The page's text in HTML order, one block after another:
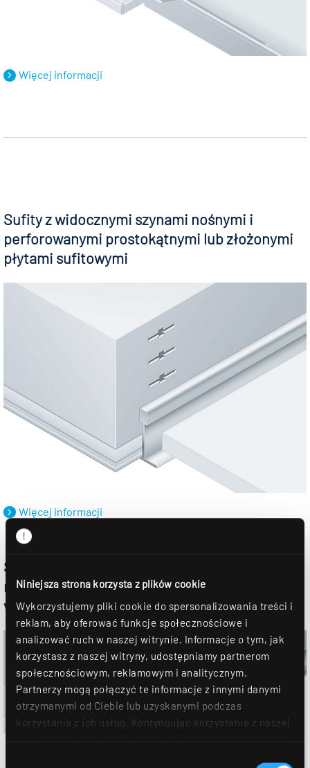
Niniejsza strona korzysta z plików cookie
Wykorzystujemy pliki cookie do spersonalizowania treści i
reklam, aby oferować funkcje społecznościowe i
analizować ruch w naszej witrynie. Informacje o tym, jak
korzystasz z naszej witryny, udostępniamy partnerom
społecznościowym, reklamowym i analitycznym.
Partnerzy mogą połączyć te informacje z innymi danymi
otrzymanymi od Ciebie lub uzyskanymi podczas
korzystania z ich usług. Kontynuując korzystanie z naszej
Więcej informacji
Sufity z widocznymi szynami nośnymi i
perforowanymi prostokątnymi lub złożonymi
płytami sufitowymi
Więcej informacji
Sufity z niewidocznymi szynami nośnymi i
niesymetrycznymi płytami sufitowymi z
włókien mineralnych